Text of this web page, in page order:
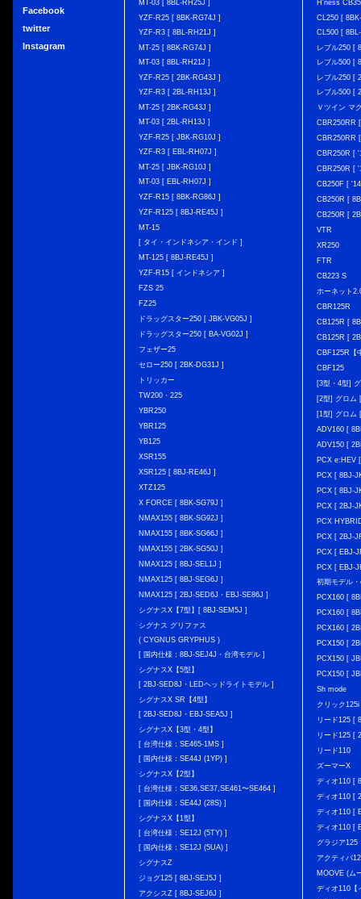
Facebook
twitter
Instagram
MT-03 [ 8BL-RH25J ]
YZF-R25 [ 8BK-RG74J ]
YZF-R3 [ 8BL-RH21J ]
MT-25 [ 8BK-RG74J ]
MT-03 [ 8BL-RH21J ]
YZF-R25 [ 2BK-RG43J ]
YZF-R3 [ 2BL-RH13J ]
MT-25 [ 2BK-RG43J ]
MT-03 [ 2BL-RH13J ]
YZF-R25 [ JBK-RG10J ]
YZF-R3 [ EBL-RH07J ]
MT-25 [ JBK-RG10J ]
MT-03 [ EBL-RH07J ]
YZF-R15 [ 8BK-RG86J ]
YZF-R125 [ 8BJ-RE45J ]
MT-15
[ タイ・インドネシア・インド ]
MT-125 [ 8BJ-RE45J ]
YZF-R15 [ インドネシア ]
FZS 25
FZ25
ドラッグスター250 [ JBK-VG05J ]
ドラッグスター250 [ BA-VG02J ]
フェザー25
セロー250 [ 2BK-DG31J ]
トリッカー
TW200・225
YBR250
YBR125
YB125
XSR155
XSR125 [ 8BJ-RE46J ]
XTZ125
X FORCE [ 8BK-SG79J ]
NMAX155 [ 8BK-SG92J ]
NMAX155 [ 8BK-SG66J ]
NMAX155 [ 2BK-SG50J ]
NMAX125 [ 8BJ-SEL1J ]
NMAX125 [ 8BJ-SEG6J ]
NMAX125 [ 2BJ-SED6J・EBJ-SE86J ]
シグナスX【7型】[ 8BJ-SEM5J ]
シグナス グリファス
( CYGNUS GRYPHUS )
[ 国内仕様：8BJ-SEJ4J・台湾モデル ]
シグナスX【5型】
[ 2BJ-SED8J・LEDヘッドライトモデル ]
シグナスX SR【4型】
[ 2BJ-SED8J・EBJ-SEA5J ]
シグナスX【3型・4型】
[ 台湾仕様：SE465-1MS ]
[ 国内仕様：SE44J (1YP) ]
シグナスX【2型】
[ 台湾仕様：SE36,SE37,SE461〜SE464 ]
[ 国内仕様：SE44J (28S) ]
シグナスX【1型】
[ 台湾仕様：SE12J (5TY) ]
[ 国内仕様：SE12J (5UA) ]
シグナスZ
ジョグ125 [ 8BJ-SEJ5J ]
アクシスZ [ 8BJ-SEJ6J ]
H'ness
CL250 [
CL500 [
レブル250 [
レブル500 [
レブル250 [
レブル500 [
Ｖツイン マ
CBR250RR
CBR250RR
CBR250R [
CBR250R [
CB250F [
CB250R [
CB250R [
VTR
XR250
FTR
CB223 S
ホーネット
CBR125R
CB125R [
CB125R [
CBF125R【
CBF125
[3型・4型]
[2型] グロム
[1型] グロム
ADV160 [
ADV150 [
PCX e:HEV
PCX [ 8BJ-
PCX [ 8BJ-
PCX [ 2BJ-
PCX
PCX [ 2BJ-
PCX [ EBJ-
PCX [ EBJ-
初期モデル
PCX160 [
PCX160 [
PCX160 [
PCX150 [
PCX150 [
PCX150 [
Sh mode
クリック
リード125 [
リード125 [
リード110
ズーマーX
ディオ110 [
ディオ110 [
ディオ110 [
ディオ110 [
グラジア125
アクティバ
MOOVE (ム
ディオ110【